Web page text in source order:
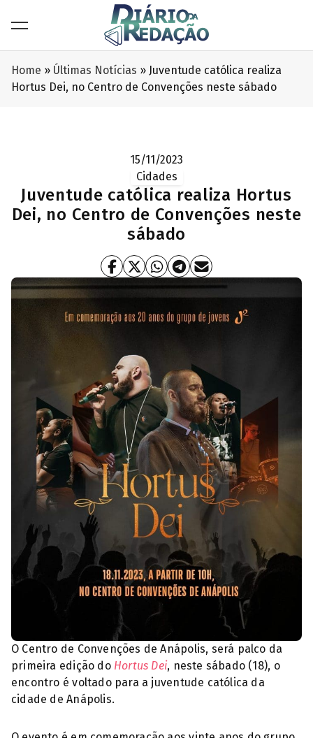
Home » Últimas Notícias » Juventude católica realiza
Hortus Dei, no Centro de Convenções neste sábado
15/11/2023
Cidades
Juventude católica realiza Hortus
Dei, no Centro de Convenções neste
sábado
O Centro de Convenções de Anápolis, será palco da
primeira edição do Hortus Dei, neste sábado (18), o
encontro é voltado para a juventude católica da
cidade de Anápolis.